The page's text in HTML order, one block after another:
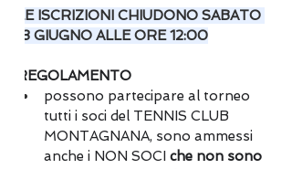
LE ISCRIZIONI CHIUDONO SABATO
13 GIUGNO ALLE ORE 12:00
REGOLAMENTO
possono partecipare al torneo
tutti i soci del TENNIS CLUB
MONTAGNANA, sono ammessi
anche i NON SOCI che non sono